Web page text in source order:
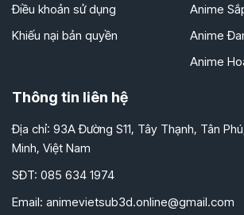
Điều khoản sử dụng
Khiếu nại bản quyền
Anime
Anime
Anime
Thông tin liên hệ
Địa chỉ: 93A Đường S11, Tây Thạnh, Tân
Minh, Việt Nam
SĐT: 085 634 1974
Email: animevietsub3d.online@gmail.com